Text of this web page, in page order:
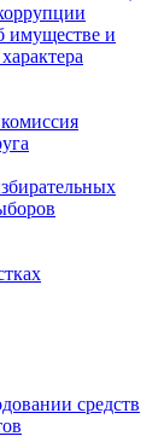
имуществе и
средств